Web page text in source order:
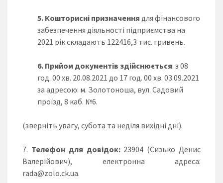
5. Кошторисні призначення для фінансового
забезпечення діяльності підприємства на
2021 рік складають 122416,3 тис. гривень.
6. Прийом документів здійснюється: з 08
год. 00 хв. 20.08.2021 до 17 год. 00 хв. 03.09.2021
за адресою: м. Золотоноша, вул. Садовий
проїзд, 8 каб. №6.
(зверніть увагу, субота та неділя вихідні дні).
Телефон для довідок:23904 (Сизько Денис
Валерійович), електронна адреса:
rada@zolo.ck.ua.